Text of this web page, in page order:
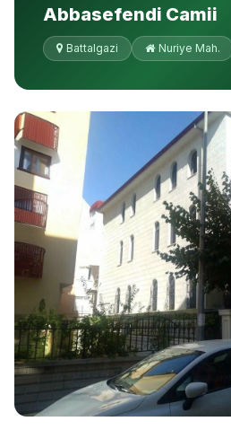
Abbasefendi Camii
Battalgazi Nuriye Mah.